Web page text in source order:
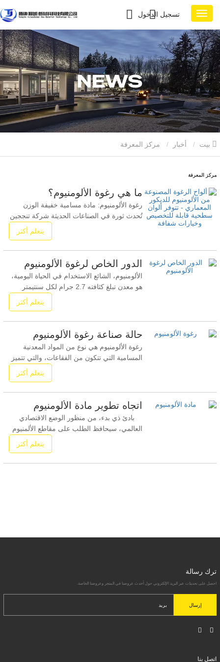
تسجيل الدخول
أخبار
مركز المعرفة
ما هي رغوة الألومنيوم؟
رغوة الألومنيوم: مادة مسامية خفيفة الوزن
تُحدث ثورة في الصناعات الحديثة شركة تنججين
(لياوتشنغ) للتكنولوجيا الجديدة للمواد المحدودة
تلتزم الشركة بتصميم معدات رغوة الألومنيوم،
بالتعاون مع مؤسسات بحثية مثل جامعة نورث
إيسترن وجامعة سوتشو، أنشأت الشركة قاعدة
يتعلم أكثر
الدور الخاص لرغوة الألومنيوم
الألومنيوم، الشائع الاستخدام في الحياة اليومية،
هو معدن تبلغ كثافته 2.7 جرام لكل سنتيمتر
مكعب، وهي بالتأكيد ليست كثافة يمكن أن تطفو
على الماء. ومع ذلك، قام المراسل مؤخرًا
آنهوي وشاهد نوعًا من المعدن الذي يمكن أن
يطفو - رغوة الألومنيوم. رغوة الألومنيوم
يتعلم أكثر
حالة صناعة رغوة الألومنيوم
رغوة الألومنيوم هي نوع من المواد المعدنية
المسامية التي تتكون من الفقاعات، والتي تتميز
بمزايا الوزن الخفيف، والقوة العالية، ومقاومة
التآكل، وعزل الصوت، والعزل الحراري، وما إلى
والنقل والطيران والفضاء وغيرها. مجالات. تعد
صناعة رغوة الألومنيوم صناعة جديدة ذات
يتعلم أكثر
اتجاه تطوير مادة الألومنيوم
بادئ ذي بدء، من منظور الوضع الاقتصادي
العالمي، سيحافظ الطلب على مقاطع الألمنيوم
على نمو مطرد، لكن المنافسة ستصبح أيضًا
شرسة على نحو متزايد. من أجل تحسين القدرة
يتعلم أكثر
ترك رسالة
احصل على تحديثات عبر البريد الإلكتروني حول أحدث عروضنا في المتجر وعروضنا الخاصة.
إرسال
اتصل بنا